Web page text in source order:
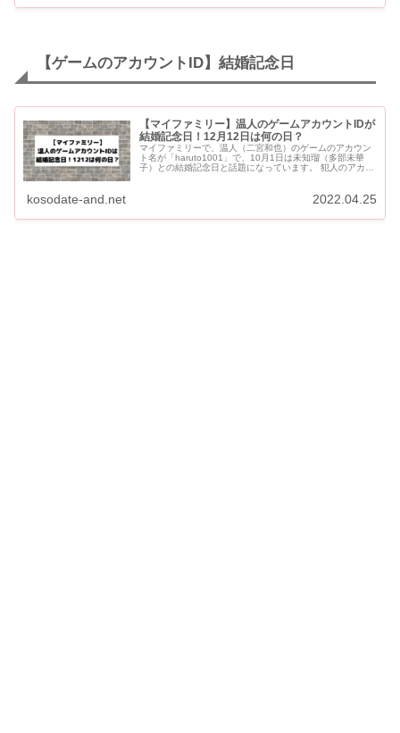
【ゲームのアカウントID】結婚記念日
【マイファミリー】温人のゲームアカウントIDが
結婚記念日！12月12日は何の日？
マイファミリーで、温人（二宮和也）のゲームのアカウン
ト名が「haruto1001」で、10月1日は未知瑠（多部未華
子）との結婚記念日と話題になっています。 犯人のアカウ
kosodate-and.net 2022.04.25